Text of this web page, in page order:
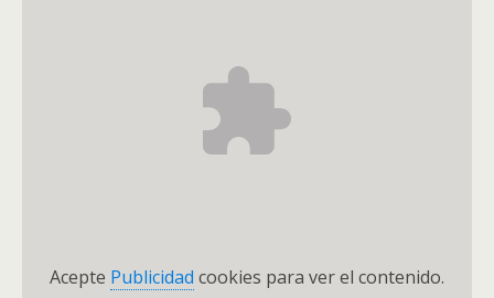
Acepte Publicidad cookies para ver el contenido.